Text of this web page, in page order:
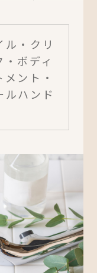
ル・クリ
ボディ
ント・
ルハンド